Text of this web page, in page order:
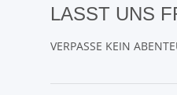
LASST UNS
VERPASSE KEIN